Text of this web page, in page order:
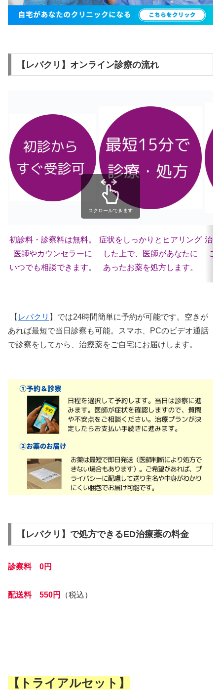
【レバクリ】オンライン診療の流れ
初診料・診察料は無料。
医師やカウンセラーに
いつでも相談できます。
症状をしっかりとヒアリング
した上で、医師があなたに
あったお薬を処方します。
治
ご
スクロールできます
【 レバクリ 】では24時間簡単に予約が可能です。空きが
あれば最短で当日診察も可能。スマホ、PCのビデオ通話
で診察をしてから、治療薬をご自宅にお届けします。
【レバクリ】で処方できるED治療薬の料金
診察料 0円
配送料 550円 （税込）
【トライアルセット】